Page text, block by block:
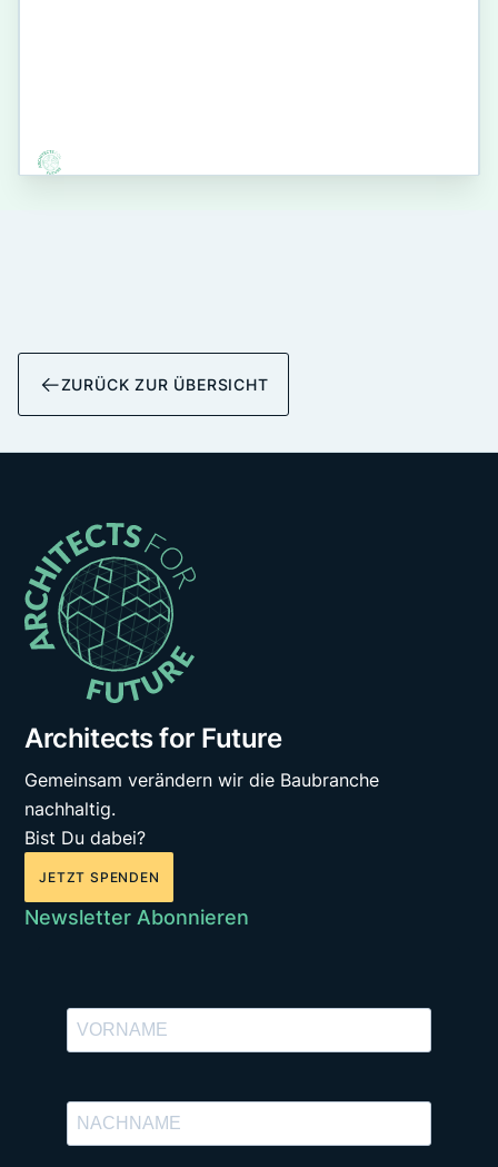
ZURÜCK ZUR ÜBERSICHT
Architects for Future
Gemeinsam verändern wir die Baubranche
nachhaltig.
Bist Du dabei?
JETZT SPENDEN
Newsletter Abonnieren